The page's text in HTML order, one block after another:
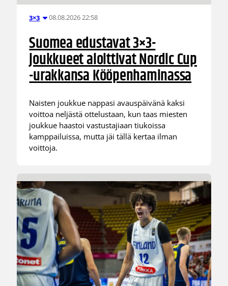
3×3 08.08.2026 22:58
Suomea edustavat 3×3-
joukkueet aloittivat Nordic Cup
-urakkansa Kööpenhaminassa
Naisten joukkue nappasi avauspäivänä kaksi
voittoa neljästä ottelustaan, kun taas miesten
joukkue haastoi vastustajiaan tiukoissa
kamppailuissa, mutta jäi tällä kertaa ilman
voittoja.